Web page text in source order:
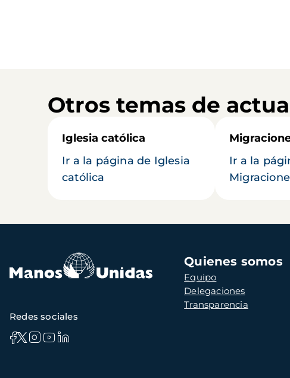
Otros temas de
Iglesia católica
Ir a la página de Iglesia
católica
Ir a la
Navegación
principal
Quienes somos
Equipo
Delegaciones
Transparencia
Redes sociales